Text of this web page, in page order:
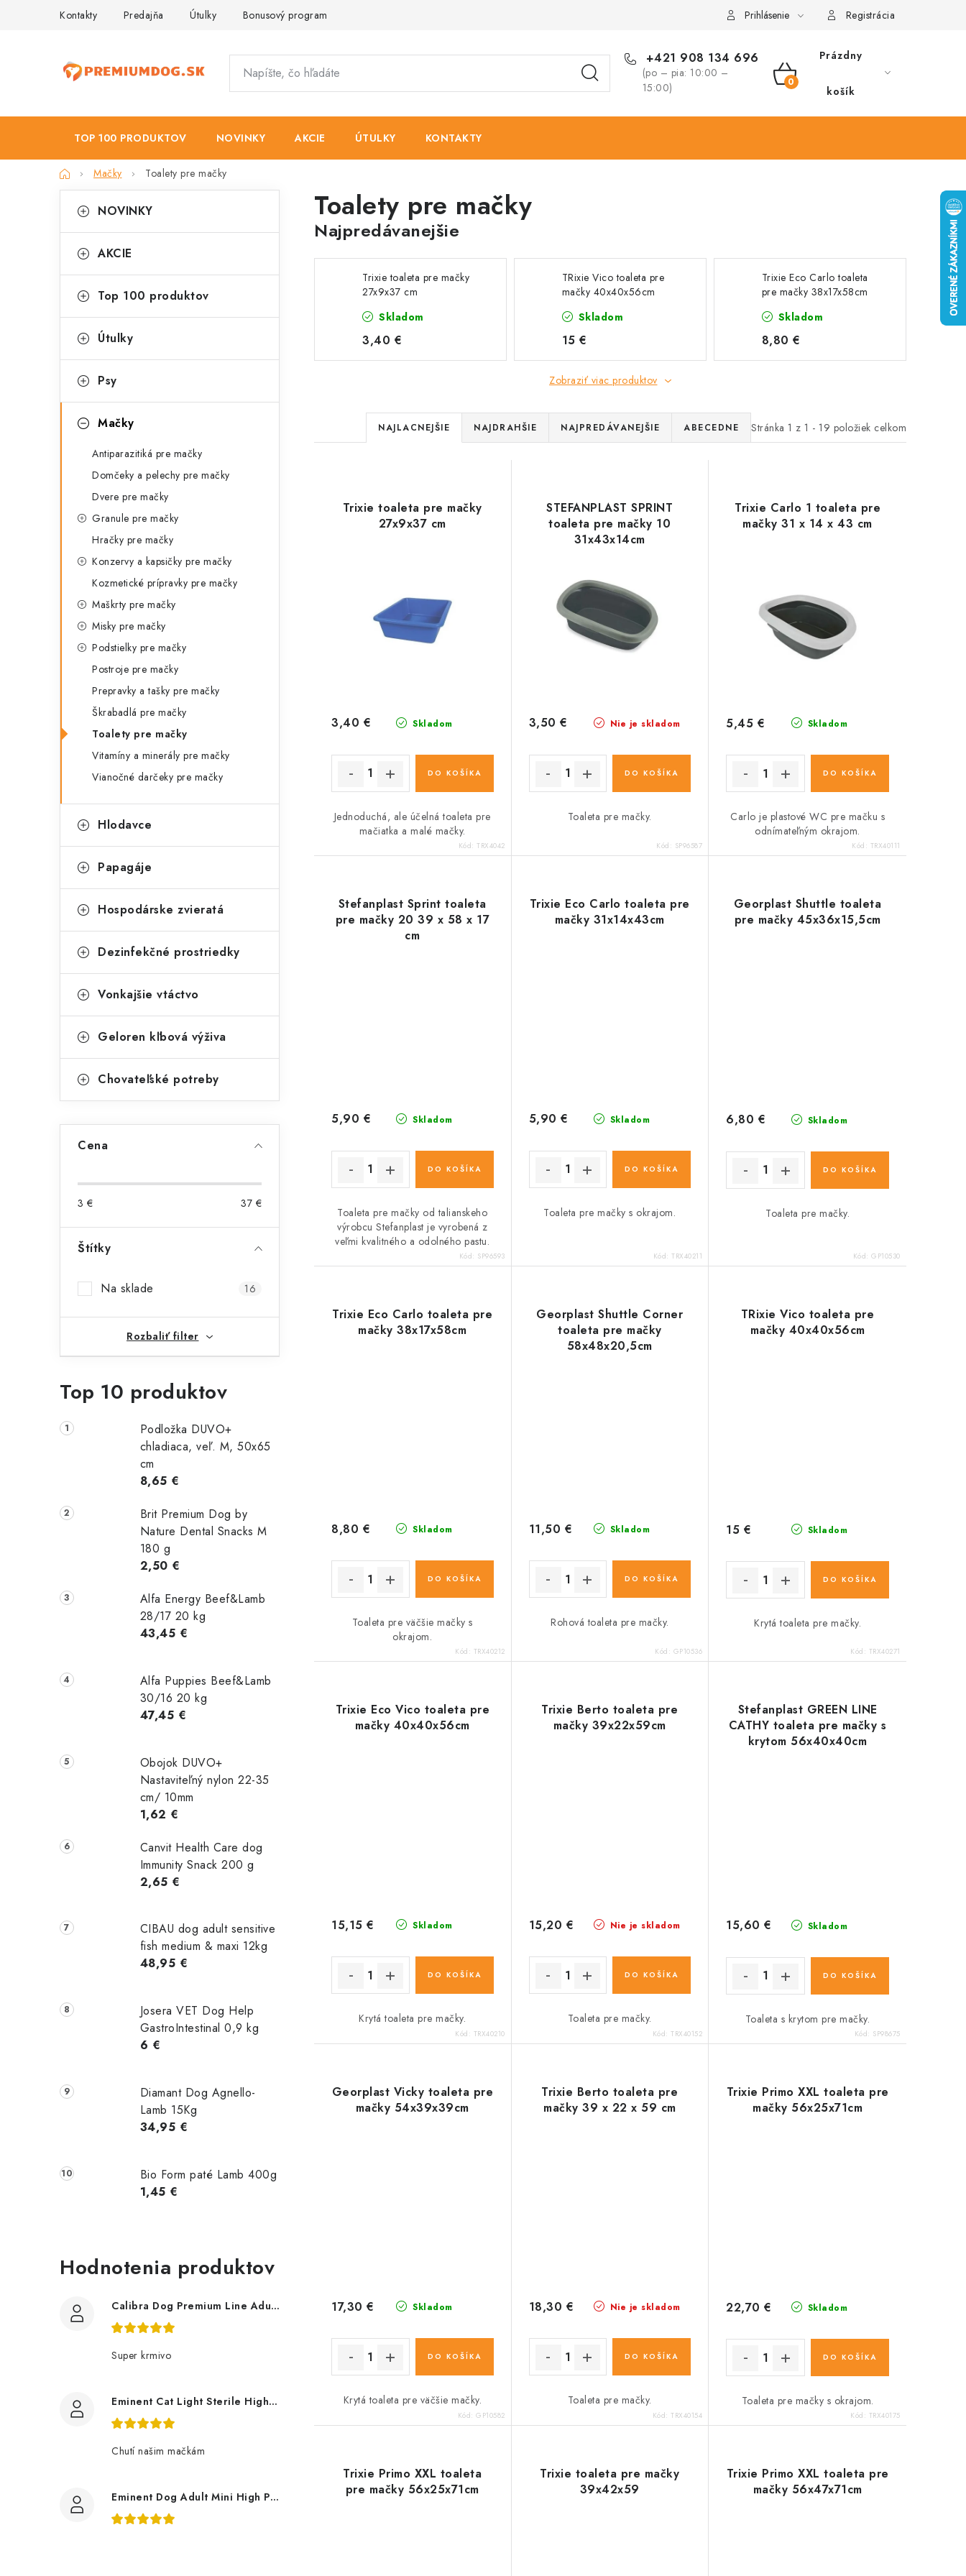
Kontakty Predajňa Útulky Bonusový program Prihlásenie Registrácia
+421 908 134 696
(po – pia: 10:00 –
15:00)
NÁKUPNÝ
Prázdny
košík
TOP 100 PRODUKTOV NOVINKY AKCIE ÚTULKY KONTAKTY
DomovMačky Toalety pre mačky
o
n
ý
a
n
kategórie
a
e
ó
i
NOVINKY
AKCIE
Top 100 produktov
Útulky
Psy
Mačky
Antiparazitiká pre mačky
Domčeky a pelechy pre mačky
Dvere pre mačky
Granule pre mačky
Hračky pre mačky
Konzervy a kapsičky pre mačky
Kozmetické prípravky pre mačky
Maškrty pre mačky
Misky pre mačky
Podstielky pre mačky
Postroje pre mačky
Prepravky a tašky pre mačky
Škrabadlá pre mačky
Toalety pre mačky
Vitamíny a minerály pre mačky
Vianočné darčeky pre mačky
Hlodavce
Papagáje
Hospodárske zvieratá
Dezinfekčné prostriedky
Vonkajšie vtáctvo
Geloren kľbová výživa
Chovateľské potreby
Cena
3 € 37 €
Štítky
Na sklade 16
Rozbaliť filter
Top 10 produktov
Podložka DUVO+
chladiaca, veľ. M, 50x65
cm
8,65 €
Brit Premium Dog by
Nature Dental Snacks M
180 g
2,50 €
Alfa Energy Beef&Lamb
28/17 20 kg
43,45 €
Alfa Puppies Beef&Lamb
30/16 20 kg
47,45 €
Obojok DUVO+
Nastaviteľný nylon 22-35
cm/ 10mm
1,62 €
Canvit Health Care dog
Immunity Snack 200 g
2,65 €
CIBAU dog adult sensitive
fish medium & maxi 12kg
48,95 €
Josera VET Dog Help
GastroIntestinal 0,9 kg
6 €
Diamant Dog Agnello-
Lamb 15Kg
34,95 €
Bio Form paté Lamb 400g
1,45 €
Hodnotenia produktov
Calibra Dog Premium Line Adult Large 12Kg
Super krmivo
Eminent Cat Light Sterile High Premium 10 Kg
Chutí našim mačkám
Eminent Dog Adult Mini High Premium 3Kg
Toalety pre mačky
Najpredávanejšie
Trixie toaleta pre mačky
27x9x37 cm
Skladom
3,40 €
TRixie Vico toaleta pre
mačky 40x40x56cm
Skladom
15 €
Trixie Eco Carlo toaleta
pre mačky 38x17x58cm
Skladom
8,80 €
Zobraziť viac produktov
Stránka 1 z 1 - 19 položiek celkom
R
a
e
p
u
k
t
o
v
NAJLACNEJŠIE NAJDRAHŠIE NAJPREDÁVANEJŠIE ABECEDNE
Trixie toaleta pre mačky
27x9x37 cm
Skladom
3,40 €
DO KOŠÍKA
Jednoduchá, ale účelná toaleta pre
mačiatka a malé mačky.
Kód:TRX4042
STEFANPLAST SPRINT
toaleta pre mačky 10
31x43x14cm
Nie je skladom
3,50 €
DO KOŠÍKA
Toaleta pre mačky.
Kód: SP96587
Trixie Carlo 1 toaleta pre
mačky 31 x 14 x 43 cm
Skladom
5,45 €
DO KOŠÍKA
Carlo je plastové WC pre mačku s
odnímateľným okrajom.
Kód: TRX40111
Stefanplast Sprint toaleta
pre mačky 20 39 x 58 x 17
cm
Skladom
5,90 €
DO KOŠÍKA
Toaleta pre mačky od talianskeho
výrobcu Stefanplast je vyrobená z
veľmi kvalitného a odolného pastu.
Kód: SP96593
Trixie Eco Carlo toaleta pre
mačky 31x14x43cm
Skladom
5,90 €
DO KOŠÍKA
Toaleta pre mačky s okrajom.
Kód:TRX40211
Georplast Shuttle toaleta
pre mačky 45x36x15,5cm
Skladom
6,80 €
DO KOŠÍKA
Toaleta pre mačky.
Kód:GP10530
Trixie Eco Carlo toaleta pre
mačky 38x17x58cm
Skladom
8,80 €
DO KOŠÍKA
Toaleta pre väčšie mačky s
okrajom.
Kód: TRX40212
Georplast Shuttle Corner
toaleta pre mačky
58x48x20,5cm
Skladom
11,50 €
DO KOŠÍKA
Rohová toaleta pre mačky.
Kód: GP10536
TRixie Vico toaleta pre
mačky 40x40x56cm
Skladom
15 €
DO KOŠÍKA
Krytá toaleta pre mačky.
Kód: TRX40271
Trixie Eco Vico toaleta pre
mačky 40x40x56cm
Skladom
15,15 €
DO KOŠÍKA
Krytá toaleta pre mačky.
Kód: TRX40210
Trixie Berto toaleta pre
mačky 39x22x59cm
Nie je skladom
15,20 €
DO KOŠÍKA
Toaleta pre mačky.
Kód:TRX40152
Stefanplast GREEN LINE
CATHY toaleta pre mačky s
krytom 56x40x40cm
Skladom
15,60 €
DO KOŠÍKA
Toaleta s krytom pre mačky.
Kód: SP98675
Georplast Vicky toaleta pre
mačky 54x39x39cm
Skladom
17,30 €
DO KOŠÍKA
Krytá toaleta pre väčšie mačky.
Kód:GP10582
Trixie Berto toaleta pre
mačky 39 x 22 x 59 cm
Nie je skladom
18,30 €
DO KOŠÍKA
Toaleta pre mačky.
Kód:TRX40154
Trixie Primo XXL toaleta pre
mačky 56x25x71cm
Skladom
22,70 €
DO KOŠÍKA
Toaleta pre mačky s okrajom.
Kód: TRX40175
Trixie Primo XXL toaleta
pre mačky 56x25x71cm
Trixie toaleta pre mačky
39x42x59
Trixie Primo XXL toaleta pre
mačky 56x47x71cm